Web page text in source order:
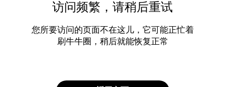
访问频繁，请稍后重试
您所要访问的页面不在这儿，它可能正忙着
刷牛牛圈，稍后就能恢复正常